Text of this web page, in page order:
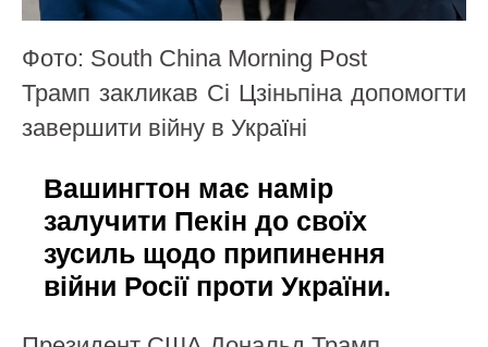
Фото: South China Morning Post
Трамп закликав Сі Цзіньпіна допомогти
завершити війну в Україні
Вашингтон має намір
залучити Пекін до своїх
зусиль щодо припинення
війни Росії проти України.